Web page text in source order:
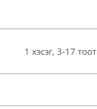
1 хэсэг, 3-17 тоот